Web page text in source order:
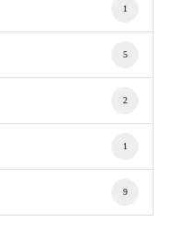
1
5
2
1
9